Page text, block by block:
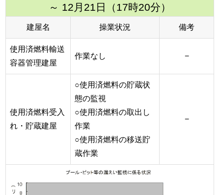
～ 12月21日（17時20分）
建屋名 操業状況 備考
使用済燃料輸送
容器管理建屋
作業なし −
使用済燃料受入
れ・貯蔵建屋
○使用済燃料の貯蔵状
態の監視
○使用済燃料の取出し
作業
○使用済燃料の移送貯
蔵作業
−